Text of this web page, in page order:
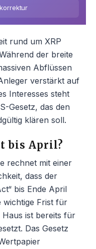
rund um XRP
der breite
Abflüssen
verstärkt auf
Interesses steht
Gesetz, das den
klären soll.
bis April?
rechnet mit einer
dass der
bis Ende April
wichtige Frist für
Haus ist bereits für
Das Gesetz